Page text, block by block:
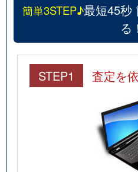
簡単3STEP♪最短45秒
る！
STEP1 査定を